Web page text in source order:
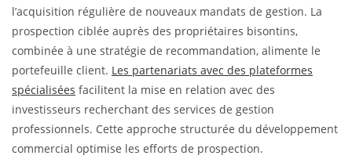
l’acquisition régulière de nouveaux mandats de gestion. La
prospection ciblée auprès des propriétaires bisontins,
combinée à une stratégie de recommandation, alimente le
portefeuille client. Les partenariats avec des plateformes
spécialisées facilitent la mise en relation avec des
investisseurs recherchant des services de gestion
professionnels. Cette approche structurée du développement
commercial optimise les efforts de prospection.